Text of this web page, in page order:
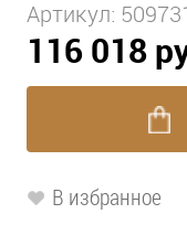
Артикул:
116 018
В избранное